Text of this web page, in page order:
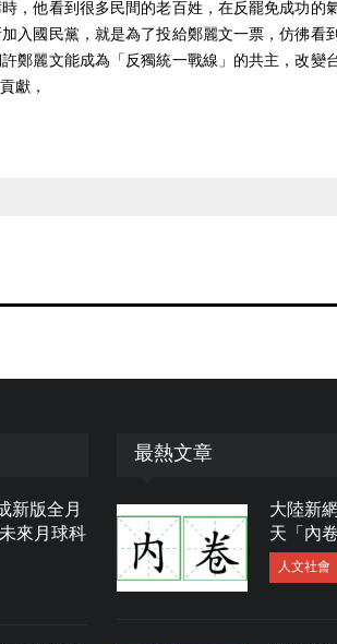
，他看到很多民間的老百姓，在反罷免成功的
入國民黨，就是為了投給鄭麗文一票，仿彿看
鄭麗文能成為「反獨統一戰線」的共主，改變
獻，
新版全月
來月球科
最熱文章
大陸新
天「內
人文社會